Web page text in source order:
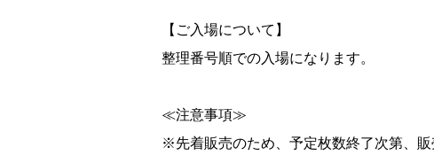
【ご入場について】
整理番号順での入場になります。
≪注意事項
※先着販売のため、予定枚数終了次第、